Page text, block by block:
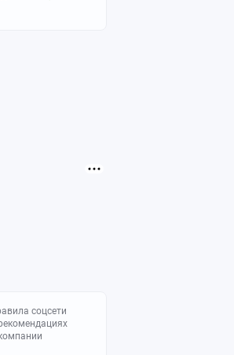
соцсети